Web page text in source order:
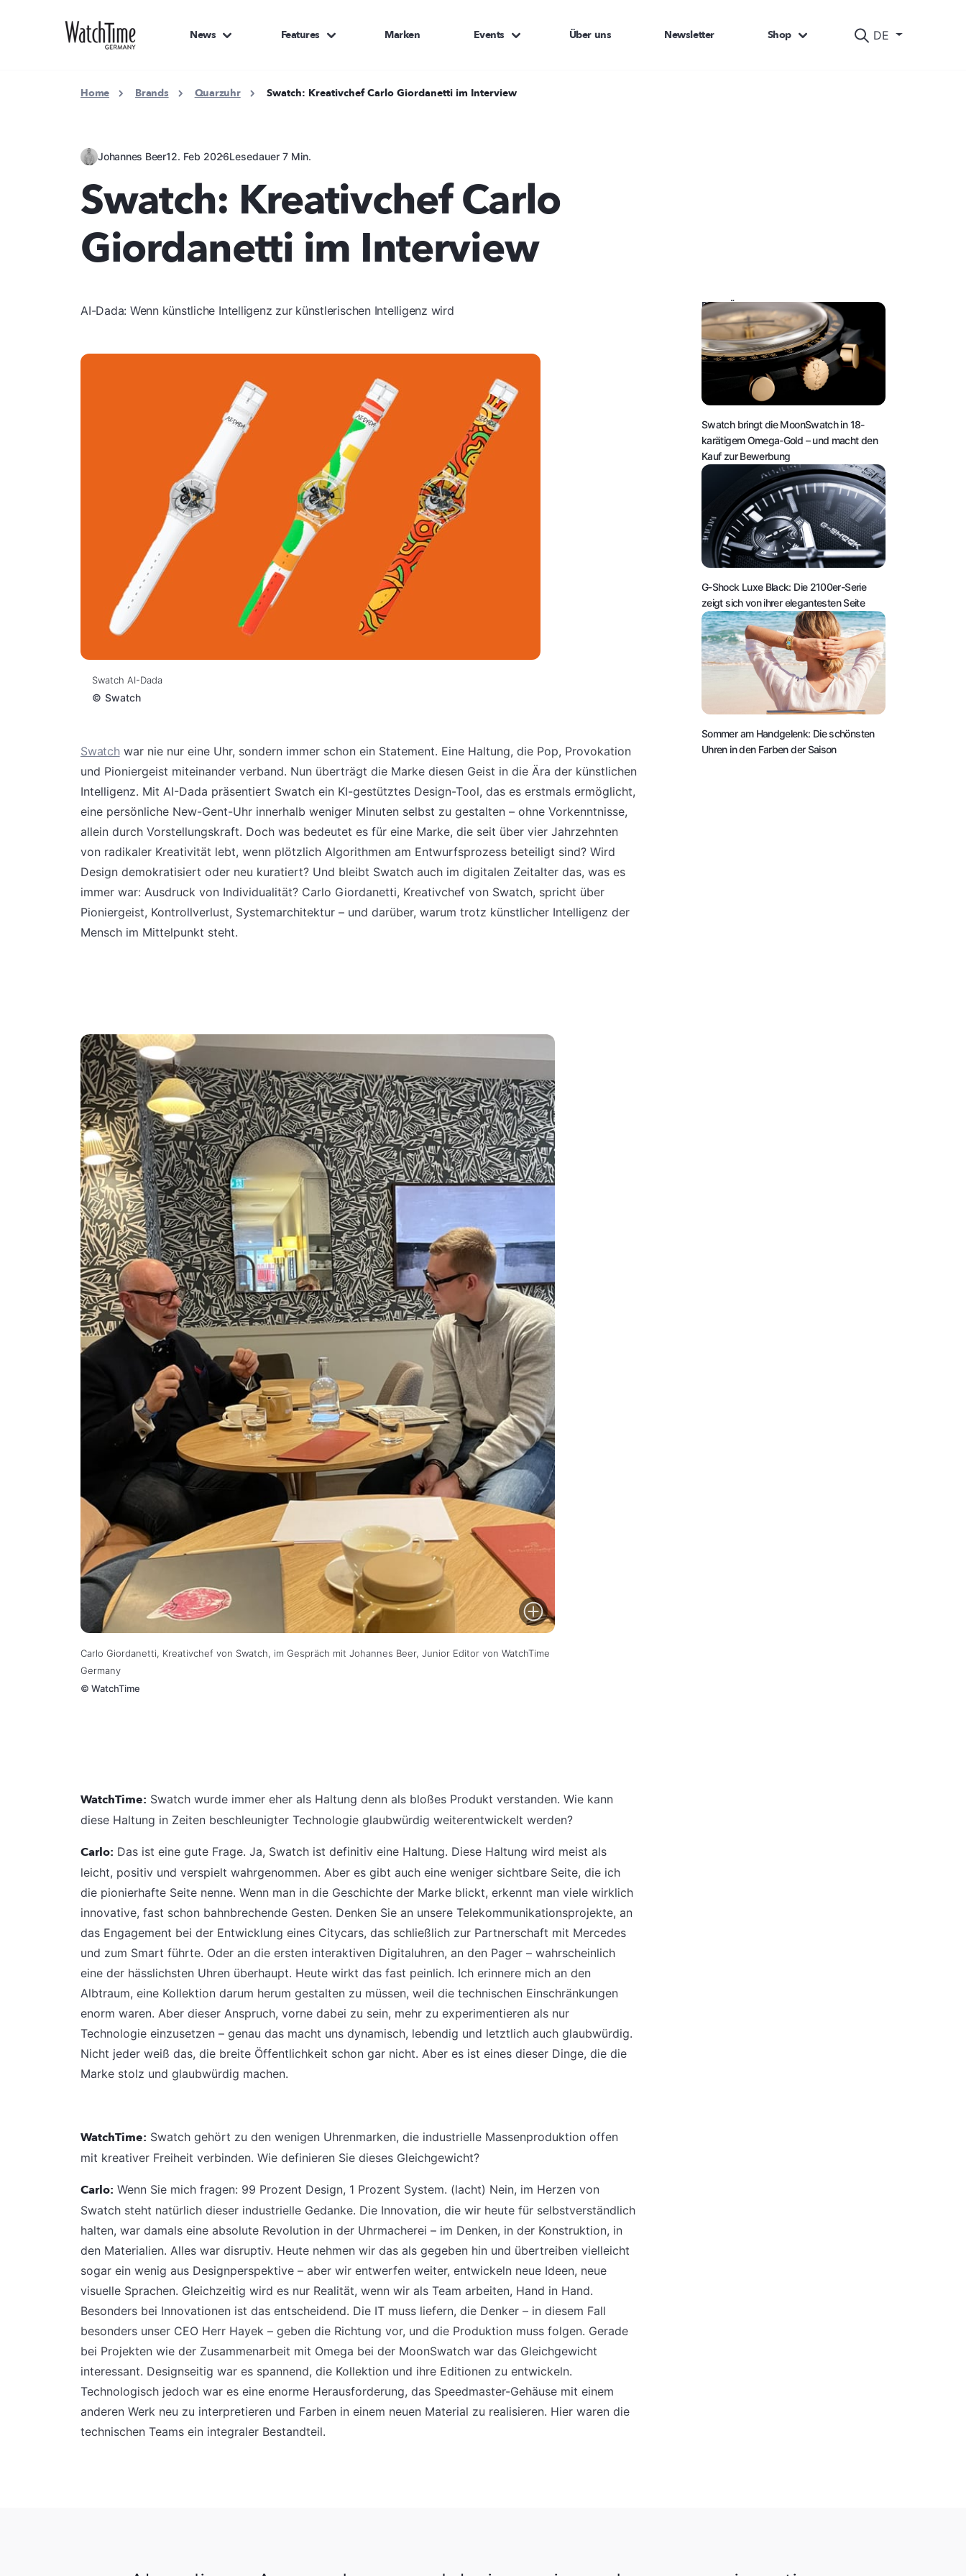
DE
News Features Marken Events Über uns Newsletter Shop
Home Brands Quarzuhr Swatch: Kreativchef Carlo Giordanetti im Interview
Johannes Beer12. Feb 2026Lesedauer 7 Min.
Swatch: Kreativchef Carlo
Giordanetti im Interview
AI-Dada: Wenn künstliche Intelligenz zur künstlerischen Intelligenz wird
Swatch AI-Dada
© Swatch
Swatchwar nie nur eine Uhr, sondern immer schon ein Statement. Eine Haltung, die Pop, Provokation
und Pioniergeist miteinander verband. Nun überträgt die Marke diesen Geist in die Ära der künstlichen
Intelligenz. Mit AI-Dada präsentiert Swatch ein KI-gestütztes Design-Tool, das es erstmals ermöglicht,
eine persönliche New-Gent-Uhr innerhalb weniger Minuten selbst zu gestalten – ohne Vorkenntnisse,
allein durch Vorstellungskraft. Doch was bedeutet es für eine Marke, die seit über vier Jahrzehnten
von radikaler Kreativität lebt, wenn plötzlich Algorithmen am Entwurfsprozess beteiligt sind? Wird
Design demokratisiert oder neu kuratiert? Und bleibt Swatch auch im digitalen Zeitalter das, was es
immer war: Ausdruck von Individualität? Carlo Giordanetti, Kreativchef von Swatch, spricht über
Pioniergeist, Kontrollverlust, Systemarchitektur – und darüber, warum trotz künstlicher Intelligenz der
Mensch im Mittelpunkt steht.
Carlo Giordanetti, Kreativchef von Swatch, im Gespräch mit Johannes Beer, Junior Editor von WatchTime
Germany
© WatchTime
WatchTime: Swatch wurde immer eher als Haltung denn als bloßes Produkt verstanden. Wie kann
diese Haltung in Zeiten beschleunigter Technologie glaubwürdig weiterentwickelt werden?
Carlo: Das ist eine gute Frage. Ja, Swatch ist definitiv eine Haltung. Diese Haltung wird meist als
leicht, positiv und verspielt wahrgenommen. Aber es gibt auch eine weniger sichtbare Seite, die ich
die pionierhafte Seite nenne. Wenn man in die Geschichte der Marke blickt, erkennt man viele wirklich
innovative, fast schon bahnbrechende Gesten. Denken Sie an unsere Telekommunikationsprojekte, an
das Engagement bei der Entwicklung eines Citycars, das schließlich zur Partnerschaft mit Mercedes
und zum Smart führte. Oder an die ersten interaktiven Digitaluhren, an den Pager – wahrscheinlich
eine der hässlichsten Uhren überhaupt. Heute wirkt das fast peinlich. Ich erinnere mich an den
Albtraum, eine Kollektion darum herum gestalten zu müssen, weil die technischen Einschränkungen
enorm waren. Aber dieser Anspruch, vorne dabei zu sein, mehr zu experimentieren als nur
Technologie einzusetzen – genau das macht uns dynamisch, lebendig und letztlich auch glaubwürdig.
Nicht jeder weiß das, die breite Öffentlichkeit schon gar nicht. Aber es ist eines dieser Dinge, die die
Marke stolz und glaubwürdig machen.
WatchTime: Swatch gehört zu den wenigen Uhrenmarken, die industrielle Massenproduktion offen
mit kreativer Freiheit verbinden. Wie definieren Sie dieses Gleichgewicht?
Carlo: Wenn Sie mich fragen: 99 Prozent Design, 1 Prozent System. (lacht) Nein, im Herzen von
Swatch steht natürlich dieser industrielle Gedanke. Die Innovation, die wir heute für selbstverständlich
halten, war damals eine absolute Revolution in der Uhrmacherei – im Denken, in der Konstruktion, in
den Materialien. Alles war disruptiv. Heute nehmen wir das als gegeben hin und übertreiben vielleicht
sogar ein wenig aus Designperspektive – aber wir entwerfen weiter, entwickeln neue Ideen, neue
visuelle Sprachen. Gleichzeitig wird es nur Realität, wenn wir als Team arbeiten, Hand in Hand.
Besonders bei Innovationen ist das entscheidend. Die IT muss liefern, die Denker – in diesem Fall
besonders unser CEO Herr Hayek – geben die Richtung vor, und die Produktion muss folgen. Gerade
bei Projekten wie der Zusammenarbeit mit Omega bei der MoonSwatch war das Gleichgewicht
interessant. Designseitig war es spannend, die Kollektion und ihre Editionen zu entwickeln.
Technologisch jedoch war es eine enorme Herausforderung, das Speedmaster-Gehäuse mit einem
anderen Werk neu zu interpretieren und Farben in einem neuen Material zu realisieren. Hier waren die
technischen Teams ein integraler Bestandteil.
DAS KÖNNTE SIE AUCH INTERESSIEREN:
Swatch bringt die MoonSwatch in 18-
karätigem Omega-Gold – und macht den
Kauf zur Bewerbung
G-Shock Luxe Black: Die 2100er-Serie
zeigt sich von ihrer elegantesten Seite
Sommer am Handgelenk: Die schönsten
Uhren in den Farben der Saison